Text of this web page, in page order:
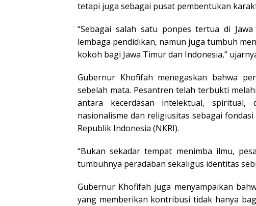
tetapi juga sebagai pusat pembentukan
“Sebagai salah satu ponpes tertua di
lembaga pendidikan, namun juga tumbuh
kokoh bagi Jawa Timur dan Indonesia,”
Gubernur Khofifah menegaskan bahwa
sebelah mata. Pesantren telah terbukti
antara kecerdasan intelektual, spiritual,
nasionalisme dan religiusitas sebagai
Republik Indonesia (NKRI).
“Bukan sekadar tempat menimba ilmu,
tumbuhnya peradaban sekaligus identitas
Gubernur Khofifah juga menyampaikan
yang memberikan kontribusi tidak hanya